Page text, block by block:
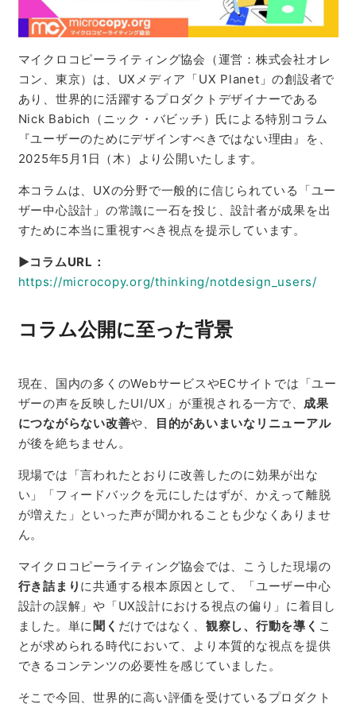
マイクロコピーライティング協会（運営：株式会社オレ
コン、東京）は、UXメディア「UX Planet」の創設者で
あり、世界的に活躍するプロダクトデザイナーである
Nick Babich（ニック・バビッチ）氏による特別コラム
『ユーザーのためにデザインすべきではない理由』を、
2025年5月1日（木）より公開いたします。
本コラムは、UXの分野で一般的に信じられている「ユー
ザー中心設計」の常識に一石を投じ、設計者が成果を出
すために本当に重視すべき視点を提示しています。
▶コラムURL：
https://microcopy.org/thinking/notdesign_users/
コラム公開に至った背景
現在、国内の多くのWebサービスやECサイトでは「ユー
ザーの声を反映したUI/UX」が重視される一方で、成果
につながらない改善や、
目的があいまいなリニューアル
が後を絶ちません。
現場では「言われたとおりに改善したのに効果が出な
い」「フィードバックを元にしたはずが、かえって離脱
が増えた」といった声が聞かれることも少なくありませ
ん。
マイクロコピーライティング協会では、こうした現場の
行き詰まり に共通する根本原因として、「ユーザー中心
設計の誤解」や「UX設計における視点の偏り」に着目し
ました。単に聞く だけではなく、 観察し、行動を導く こ
とが求められる時代において、より本質的な視点を提供
できるコンテンツの必要性を感じていました。
そこで今回、世界的に高い評価を受けているプロダクト